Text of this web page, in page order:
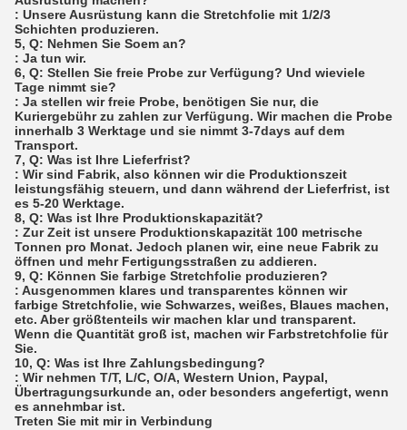
: Unsere Ausrüstung kann die Stretchfolie mit 1/2/3
Schichten produzieren.
5, Q: Nehmen Sie Soem an?
: Ja tun wir.
6, Q: Stellen Sie freie Probe zur Verfügung? Und wieviele
Tage nimmt sie?
: Ja stellen wir freie Probe, benötigen Sie nur, die
Kuriergebühr zu zahlen zur Verfügung. Wir machen die Probe
innerhalb 3 Werktage und sie nimmt 3-7days auf dem
Transport.
7, Q: Was ist Ihre Lieferfrist?
: Wir sind Fabrik, also können wir die Produktionszeit
leistungsfähig steuern, und dann während der Lieferfrist, ist
es 5-20 Werktage.
8, Q: Was ist Ihre Produktionskapazität?
: Zur Zeit ist unsere Produktionskapazität 100 metrische
Tonnen pro Monat. Jedoch planen wir, eine neue Fabrik zu
öffnen und mehr Fertigungsstraßen zu addieren.
9, Q: Können Sie farbige Stretchfolie produzieren?
: Ausgenommen klares und transparentes können wir
farbige Stretchfolie, wie Schwarzes, weißes, Blaues machen,
etc. Aber größtenteils wir machen klar und transparent.
Wenn die Quantität groß ist, machen wir Farbstretchfolie für
Sie.
10, Q: Was ist Ihre Zahlungsbedingung?
: Wir nehmen T/T, L/C, O/A, Western Union, Paypal,
Übertragungsurkunde an, oder besonders angefertigt, wenn
es annehmbar ist.
Treten Sie mit mir in Verbindung